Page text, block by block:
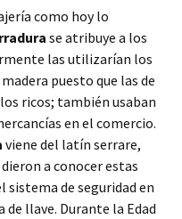
como hoy lo
se atribuye a los
las utilizarían los
puesto que las de
ricos; también usaban
en el comercio.
viene del latín serrare,
a conocer estas
sistema de seguridad en
llave. Durante la Edad